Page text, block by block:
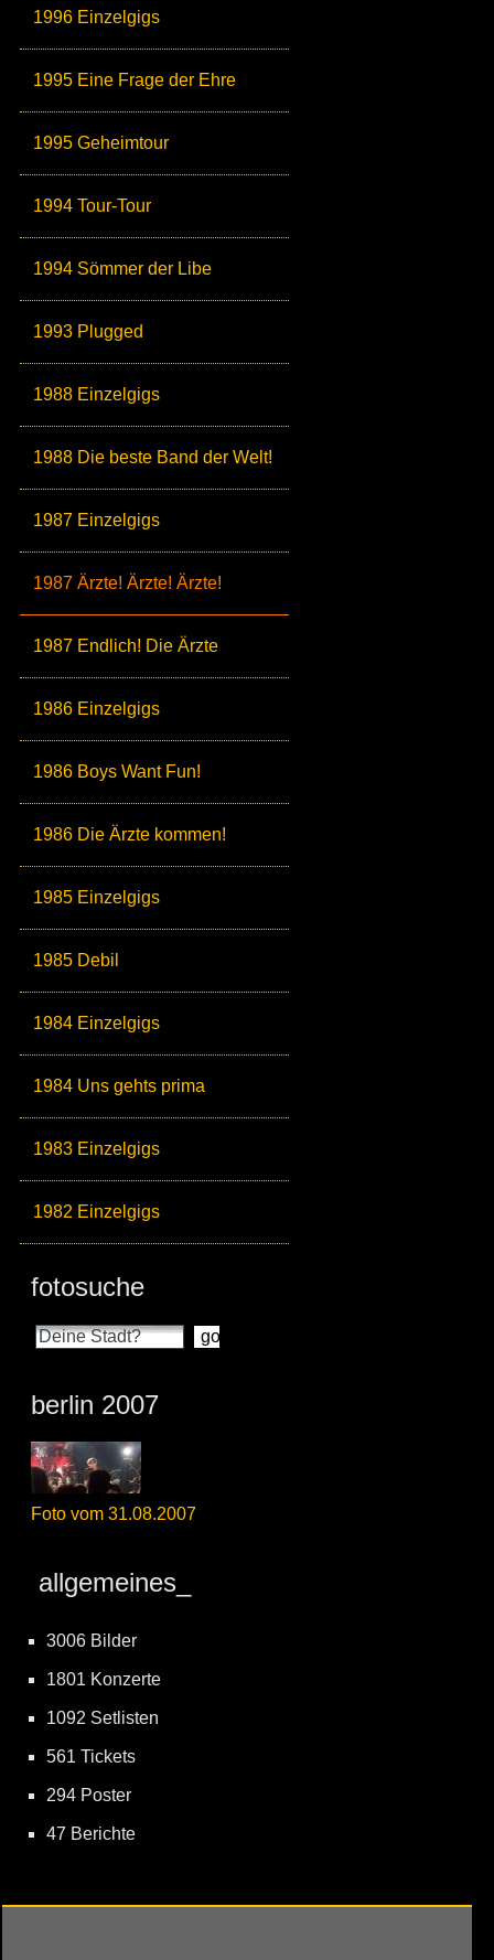
1996 Einzelgigs
1995 Eine Frage der Ehre
1995 Geheimtour
1994 Tour-Tour
1994 Sömmer der Libe
1993 Plugged
1988 Einzelgigs
1988 Die beste Band der Welt!
1987 Einzelgigs
1987 Ärzte! Ärzte! Ärzte!
1987 Endlich! Die Ärzte
1986 Einzelgigs
1986 Boys Want Fun!
1986 Die Ärzte kommen!
1985 Einzelgigs
1985 Debil
1984 Einzelgigs
1984 Uns gehts prima
1983 Einzelgigs
1982 Einzelgigs
fotosuche
berlin 2007
Foto vom 31.08.2007
allgemeines_
3006 Bilder
1801 Konzerte
1092 Setlisten
561 Tickets
294 Poster
47 Berichte